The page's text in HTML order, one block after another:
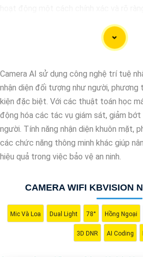
AI, camera này có khả năng nhận diện
giúp tăng cường hiệu quả giám sát và
Hãy chọn Camera Speed Dome Công
vào một giải pháp an ninh đáng tin cậy.
Camera AI sử dụng công nghệ trí tuệ
nhận diện đối tượng như người,
kiện đặc biệt. Với các thuật toán học
động hóa các tác vụ giám sát, giảm
người. Tính năng nhận diện khuôn mặt,
các chức năng thông minh khác giúp
hiệu quả trong việc bảo vệ an ninh.
CAMERA WIFI KBVISION
Mic Và Loa Dual Light 78° Hồng Ngoại
3D DNR AI Coding